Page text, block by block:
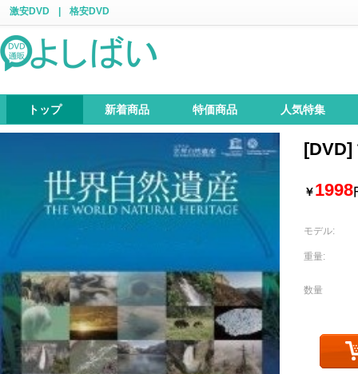
激安DVD 格安DVD
トップ 新着商品 特価商品 人気特集
[DVD]
￥1998
モデル:
重量:
数量